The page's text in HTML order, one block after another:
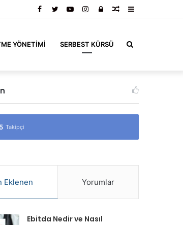
Rastgele
Kayıt
Instagram
YouTube
Twitter
Facebook
YÖNETIMI SERBEST KÜRSÜ
5 Takipçi
Eklenen Yorumlar
Ebitda Nedir ve Nasıl